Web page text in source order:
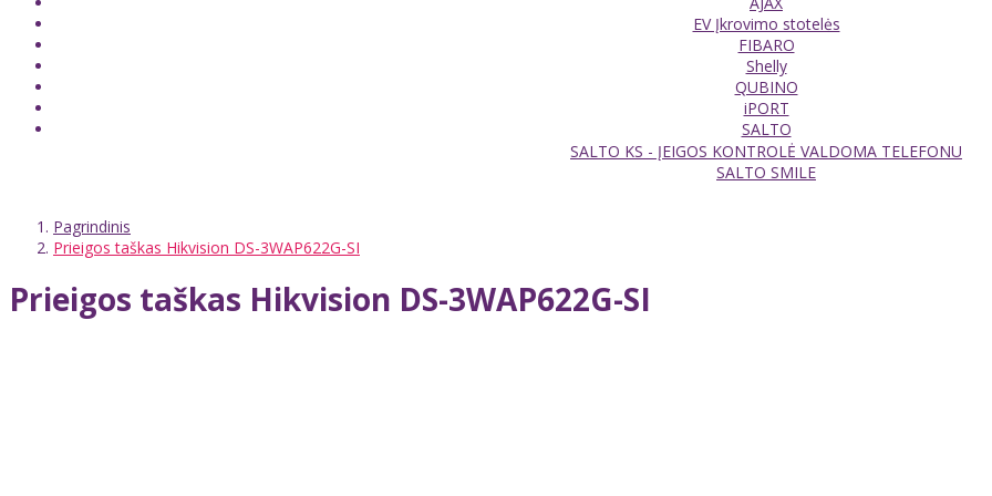
EV Įkrovimo stotelės
FIBARO
Shelly
QUBINO
iPORT
SALTO
SALTO KS - ĮEIGOS KONTROLĖ VALDOMA TELEFONU
SALTO SMILE
Pagrindinis
Prieigos taškas Hikvision DS-3WAP622G-SI
Prieigos taškas Hikvision DS-3WAP622G-SI